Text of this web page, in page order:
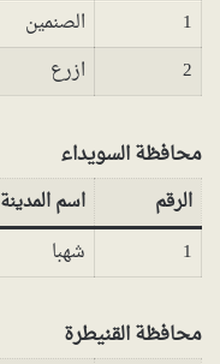
1
الصنمين
2
ازرع
محافظة السويداء
الرقم اسم المدينة
1
شهبا
محافظة القنيطرة